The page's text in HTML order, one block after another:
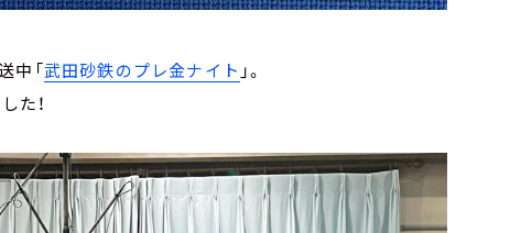
中「武田砂鉄のプレ金ナイト 」。
た！